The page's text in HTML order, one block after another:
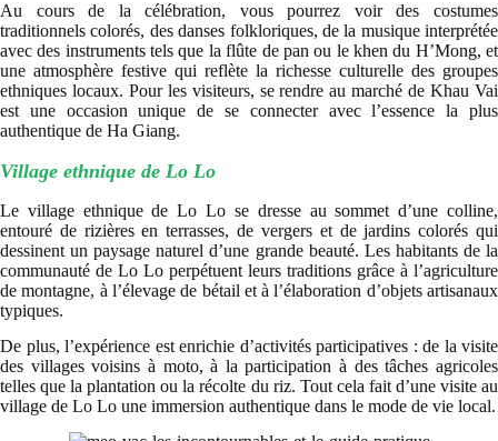
Au cours de la célébration, vous pourrez voir des costumes
traditionnels colorés, des danses folkloriques, de la musique interprétée
avec des instruments tels que la flûte de pan ou le khen du H’Mong, et
une atmosphère festive qui reflète la richesse culturelle des groupes
ethniques locaux. Pour les visiteurs, se rendre au marché de Khau Vai
est une occasion unique de se connecter avec l’essence la plus
authentique de Ha Giang.
Village ethnique de Lo Lo
Le village ethnique de Lo Lo se dresse au sommet d’une colline,
entouré de rizières en terrasses, de vergers et de jardins colorés qui
dessinent un paysage naturel d’une grande beauté. Les habitants de la
communauté de Lo Lo perpétuent leurs traditions grâce à l’agriculture
de montagne, à l’élevage de bétail et à l’élaboration d’objets artisanaux
typiques.
De plus, l’expérience est enrichie d’activités participatives : de la visite
des villages voisins à moto, à la participation à des tâches agricoles
telles que la plantation ou la récolte du riz. Tout cela fait d’une visite au
village de Lo Lo une immersion authentique dans le mode de vie local.